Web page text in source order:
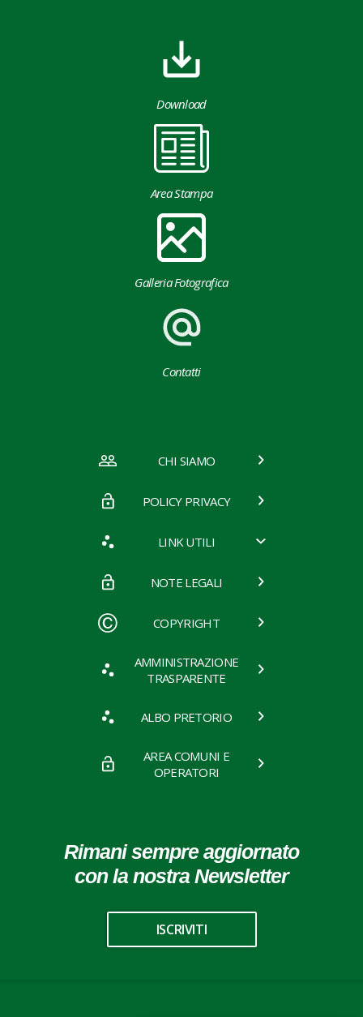
Download
Area Stampa
Galleria Fotografica
Contatti
CHI SIAMO
POLICY PRIVACY
LINK UTILI
NOTE LEGALI
COPYRIGHT
AMMINISTRAZIONE
TRASPARENTE
ALBO PRETORIO
AREA COMUNI E
OPERATORI
Rimani sempre aggiornato
con la nostra Newsletter
ISCRIVITI